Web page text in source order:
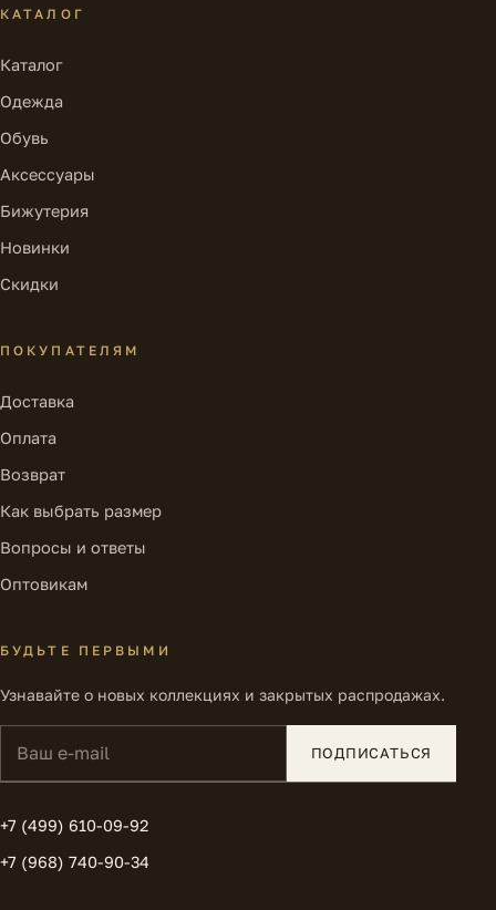
КАТАЛОГ
Каталог
Одежда
Обувь
Аксессуары
Бижутерия
Новинки
Скидки
ПОКУПАТЕЛЯМ
Доставка
Оплата
Возврат
Как выбрать размер
Вопросы и ответы
Оптовикам
БУДЬТЕ ПЕРВЫМИ
Узнавайте о новых коллекциях и закрытых распродажах.
ПОДПИСАТЬСЯ
+7 (499) 610-09-92
+7 (968) 740-90-34